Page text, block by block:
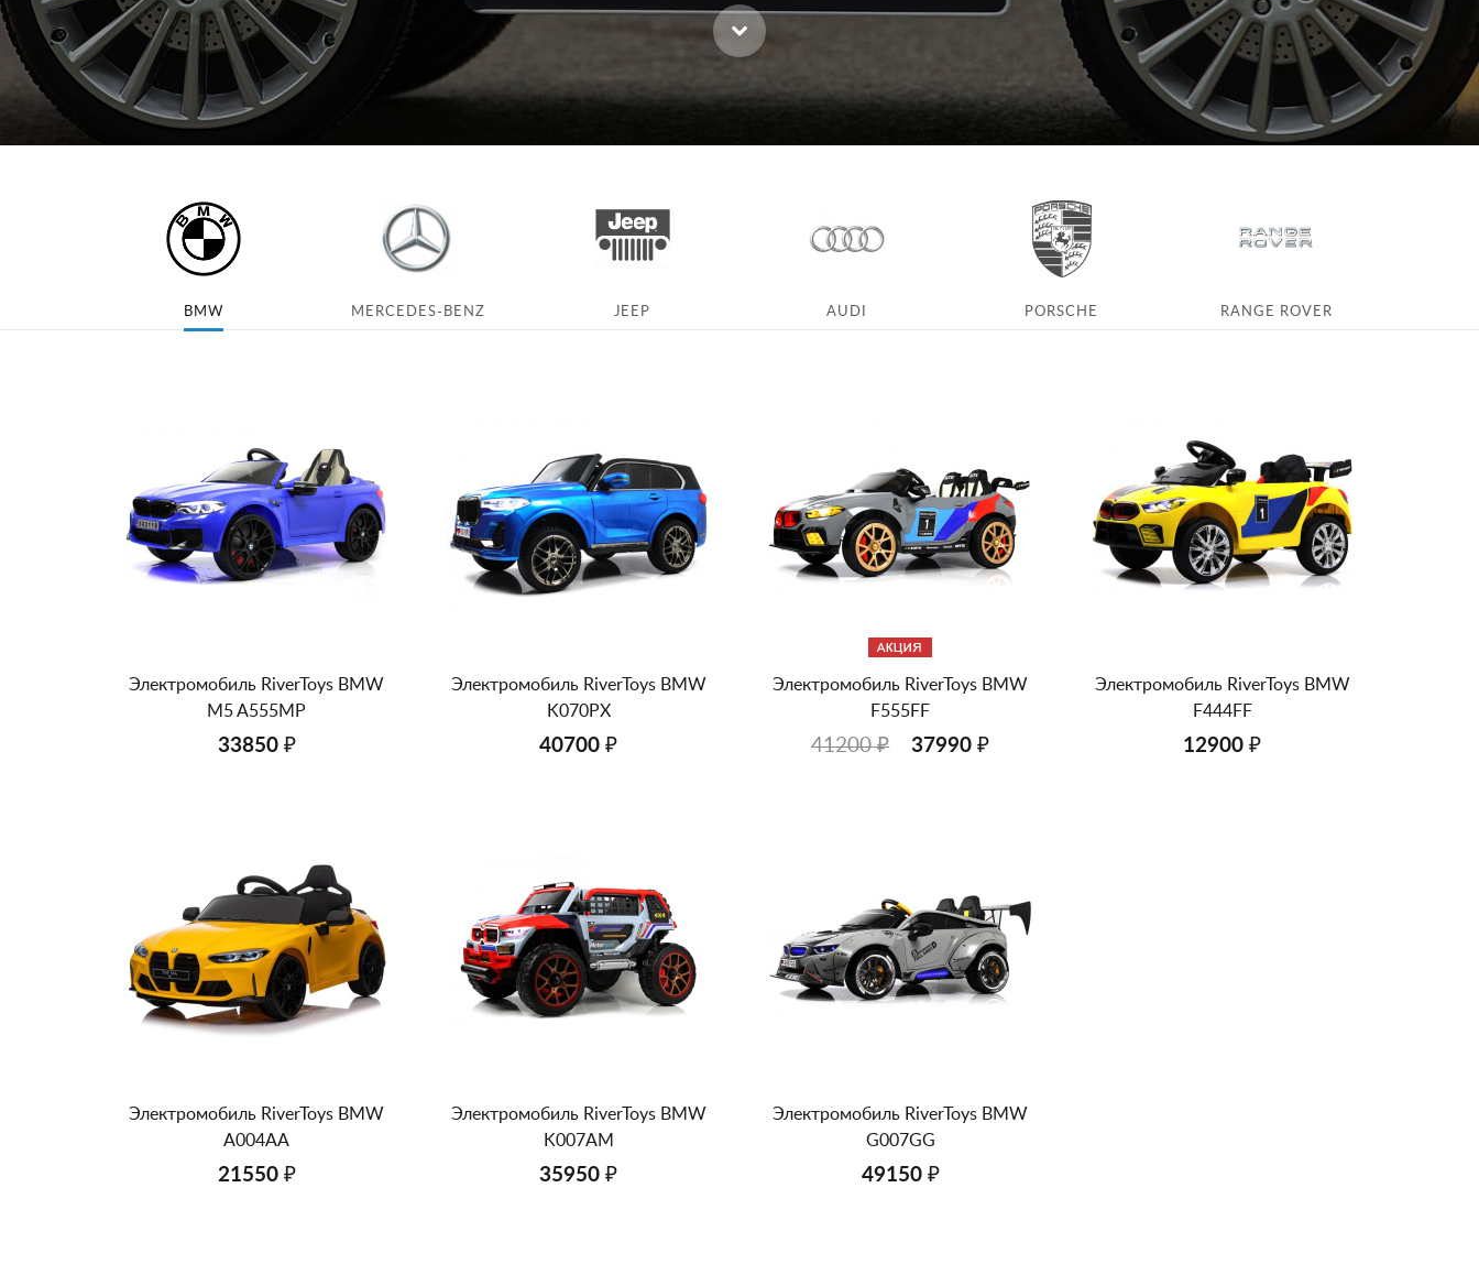
BMW MERCEDES-BENZ JEEP AUDI PORSCHE RANGE ROVER
Электромобиль RiverToys BMW
M5 A555MP
33850 ₽
Электромобиль RiverToys BMW
K070PX
40700 ₽
Электромобиль RiverToys BMW
F555FF
41200 ₽ 37990 ₽
Электромобиль RiverToys BMW
F444FF
12900 ₽
Электромобиль RiverToys BMW
A004AA
21550 ₽
Электромобиль RiverToys BMW
K007AM
35950 ₽
Электромобиль RiverToys BMW
G007GG
49150 ₽